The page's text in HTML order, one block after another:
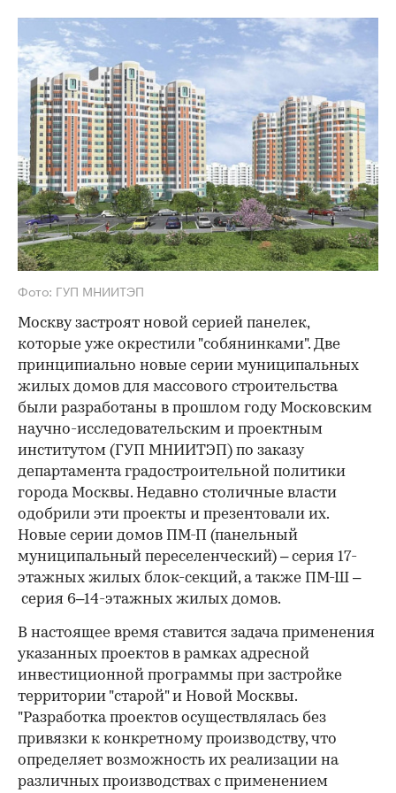
Фото: ГУП МНИИТЭП
Москву застроят новой серией панелек,
которые уже окрестили "собянинками". Две
принципиально новые серии муниципальных
жилых домов для массового строительства
были разработаны в прошлом году Московским
научно-исследовательским и проектным
институтом (ГУП МНИИТЭП) по заказу
департамента градостроительной политики
города Москвы. Недавно столичные власти
одобрили эти проекты и презентовали их.
Новые серии домов ПМ-П (панельный
муниципальный переселенческий) – серия 17-
этажных жилых блок-секций, а также ПМ-Ш –
серия 6–14-этажных жилых домов.
В настоящее время ставится задача применения
указанных проектов в рамках адресной
инвестиционной программы при застройке
территории "старой" и Новой Москвы.
"Разработка проектов осуществлялась без
привязки к конкретному производству, что
определяет возможность их реализации на
различных производствах с применением